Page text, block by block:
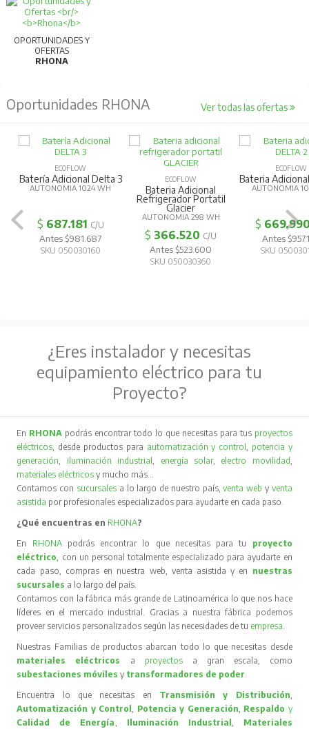
OPORTUNIDADES Y
OFERTAS
RHONA
Oportunidades RHONA Ver todas las ofertas
ECOFLOW
Batería Adicional Delta 3
AUTONOMIA 1024 WH
$ 687.181 C/U
Antes $981.687
SKU 050030160
ECOFLOW
Bateria Adicional
Refrigerador Portatil
Glacier
AUTONOMIA 298 WH
$ 366.520 C/U
Antes $523.600
SKU 050030360
ECOFLOW
Bateria
AUTONOMIA
$
Antes
SKU
¿Eres instalador y necesitas
equipamiento eléctrico para tu
Proyecto?
En RHONA podrás encontrar todo lo que necesitas para tus proyectos
eléctricos, desde productos para automatización y control, potencia y
generación, iluminación industrial, energía solar, electro movilidad,
materiales eléctricos y mucho más…
Contamos con sucursales a lo largo de nuestro país,venta web y venta
asistida por profesionales especializados para ayudarte en cada paso.
¿Qué encuentras en RHONA?
En RHONA podrás encontrar lo que necesitas para tu proyecto
eléctrico, con un personal totalmente especializado para ayudarte en
cada paso, compras en nuestra web, venta asistida y en nuestras
sucursales a lo largo del país.
Contamos con la fábrica más grande de Latinoamérica lo que nos hace
líderes en el mercado industrial. Gracias a nuestra fábrica podemos
proveer servicios personalizados según las necesidades de tu empresa.
Nuestras Familias de productos abarcan todo lo que necesitas desde
materiales eléctricos
a proyectos
a gran escala, como
subestaciones móvilesy transformadores de poder.
Encuentra lo que necesitas en Transmisión y Distribución,
Automatización y Control, Potencia y Generación, Respaldo y
Calidad de Energía, Iluminación Industrial , Materiales